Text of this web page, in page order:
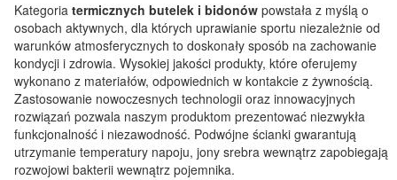
Kategoria termicznych butelek i bidonów powstała z myślą o
osobach aktywnych, dla których uprawianie sportu niezależnie od
warunków atmosferycznych to doskonały sposób na zachowanie
kondycji i zdrowia. Wysokiej jakości produkty, które oferujemy
wykonano z materiałów, odpowiednich w kontakcie z żywnością.
Zastosowanie nowoczesnych technologii oraz innowacyjnych
rozwiązań pozwala naszym produktom prezentować niezwykła
funkcjonalność i niezawodność. Podwójne ścianki gwarantują
utrzymanie temperatury napoju, jony srebra wewnątrz zapobiegają
rozwojowi bakterii wewnątrz pojemnika.